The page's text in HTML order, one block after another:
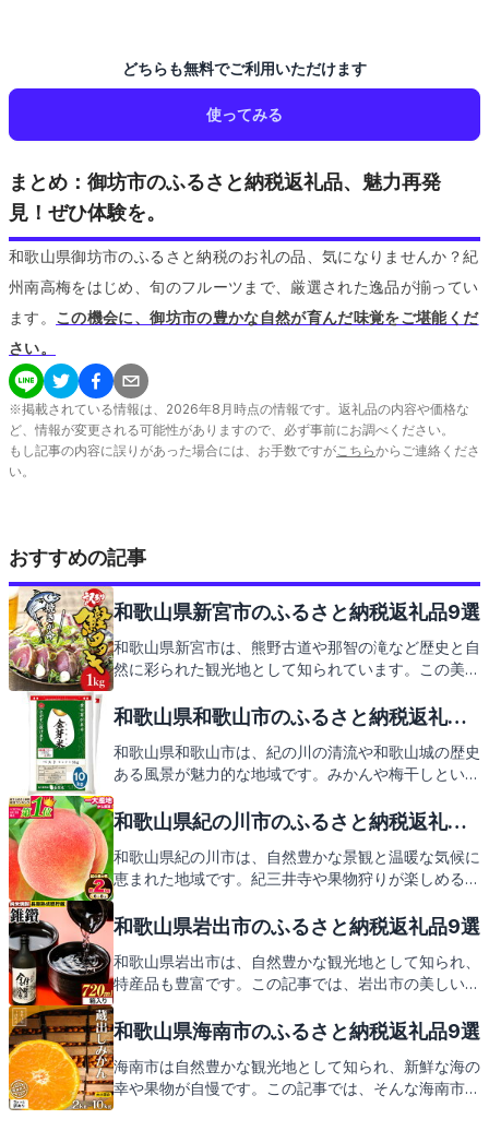
どちらも無料でご利用いただけます
使ってみる
まとめ：御坊市のふるさと納税返礼品、魅力再発
見！ぜひ体験を。
和歌山県御坊市のふるさと納税のお礼の品、気になりませんか？紀
州南高梅をはじめ、旬のフルーツまで、厳選された逸品が揃ってい
ます。 この機会に、御坊市の豊かな自然が育んだ味覚をご堪能くだ
さい。
※掲載されている情報は、 2026年8 月時点の情報です。返礼品の内容や価格な
ど、情報が変更される可能性がありますので、必ず事前にお調べください。
もし記事の内容に誤りがあった場合には、お手数ですがこちらからご連絡くださ
い。
おすすめの記事
和歌山県新宮市のふるさと納税返礼品9選
和歌山県新宮市は、熊野古道や那智の滝など歴史と自
然に彩られた観光地として知られています。この美し
お届け。新鮮な海の幸や果物など、新宮市ならではの
和歌山県和歌山市のふるさと納税返礼品9
選
和歌山県和歌山市は、紀の川の清流や和歌山城の歴史
ある風景が魅力的な地域です。みかんや梅干しといっ
がふるさと納税の返礼品としても楽しめます。次は、
す。
和歌山県紀の川市のふるさと納税返礼品9
選
和歌山県紀の川市は、自然豊かな景観と温暖な気候に
恵まれた地域です。紀三井寺や果物狩りが楽しめる農
た、新鮮な海の幸や和歌山ラーメンなど、地元ならで
魅力をお届けする紀の川市のふるさと納税の返礼品に
もご期待ください。
和歌山県岩出市のふるさと納税返礼品9選
和歌山県岩出市は、自然豊かな観光地として知られ、
特産品も豊富です。この記事では、岩出市の美しい観
通じて得られる心温まる返礼品にも触れていきます。
けしますので、どうぞご期待ください。
和歌山県海南市のふるさと納税返礼品9選
海南市は自然豊かな観光地として知られ、新鮮な海の
幸や果物が自慢です。この記事では、そんな海南市の